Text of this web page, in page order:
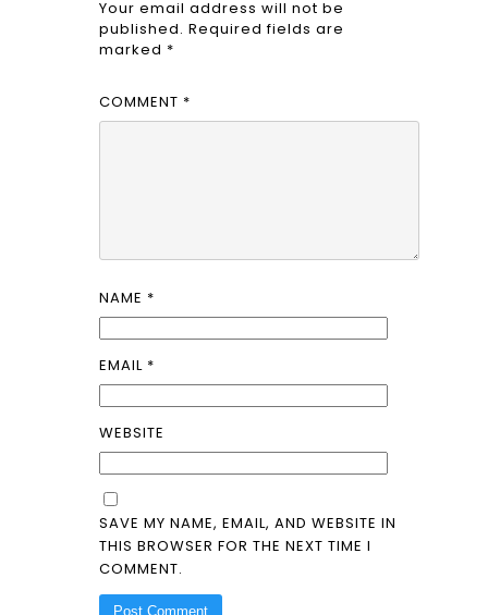
Your email address will not be
published. Required fields are
marked *
COMMENT *
NAME *
EMAIL *
WEBSITE
SAVE MY NAME, EMAIL, AND WEBSITE IN
THIS BROWSER FOR THE NEXT TIME I
COMMENT.